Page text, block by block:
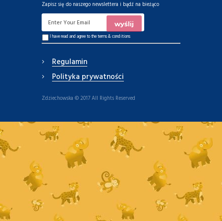
Zapisz się do naszego newslettera i bądź na bieżąco
I have read and agree to theterms & conditions
Regulamin
Polityka prywatności
Zdziechowska © 2017 All Rights Reserved